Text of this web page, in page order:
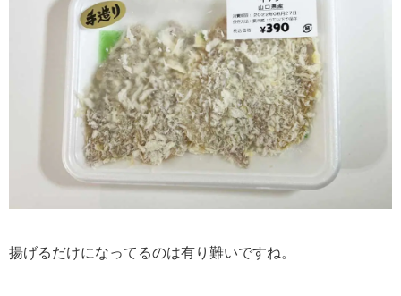
揚げるだけになってるのは有り難いですね。